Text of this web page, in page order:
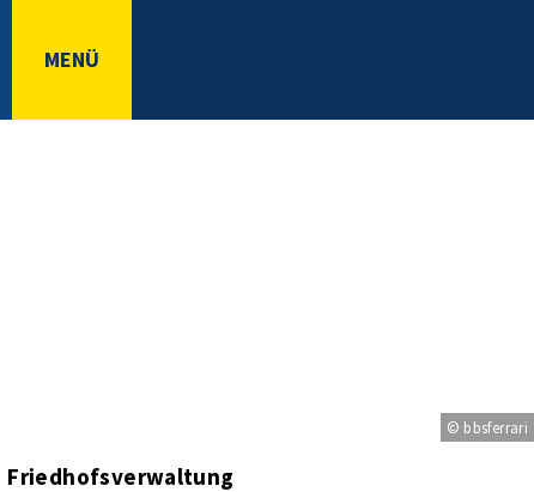
MENÜ
© bbsferrari
Friedhofsverwaltung